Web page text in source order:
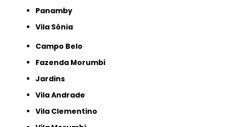
Panamby
Vila Sônia
Campo Belo
Fazenda Morumbi
Jardins
Vila Andrade
Vila Clementino